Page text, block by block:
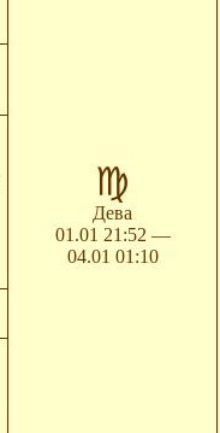
Дева
01.01 21:52 —
04.01 01:10